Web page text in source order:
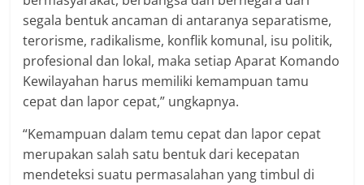
segala bentuk ancaman di antaranya separatisme,
terorisme, radikalisme, konflik komunal, isu politik,
profesional dan lokal, maka setiap Aparat Komando
Kewilayahan harus memiliki kemampuan tamu
cepat dan lapor cepat,” ungkapnya.
“Kemampuan dalam temu cepat dan lapor cepat
merupakan salah satu bentuk dari kecepatan
mendeteksi suatu permasalahan yang timbul di